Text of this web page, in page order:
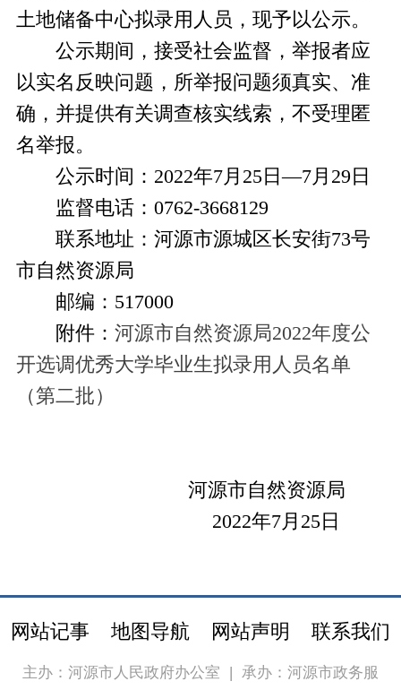
土地储备中心拟录用人员，现予以公示。
公示期间，接受社会监督，举报者应
以实名反映问题，所举报问题须真实、准
确，并提供有关调查核实线索，不受理匿
名举报。
公示时间： 2022年7月 25日—7月 29 日
监督电话： 0762-3668129
联系地址：河源市源城区长安街73号
市自然资源局
邮编： 517000
附件： 河源市自然资源局2022年度公
开选调优秀大学毕业生拟录用人员名单
（第二批）
河源市自然资源局
2022年7月 25 日
网站记事 地图导航 网站声明 联系我们
主办：河源市人民政府办公室 | 承办：河源市政务服